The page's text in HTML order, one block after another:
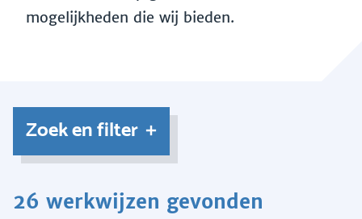
mogelijkheden die wij bieden.
Zoek en filter
26 werkwijzen gevonden